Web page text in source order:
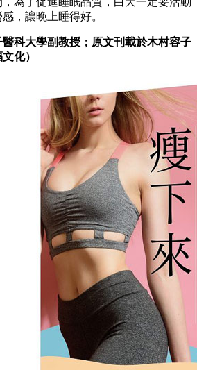
，讓晚上睡得好。
醫科大學副教授；原文刊載於木村容子
化）